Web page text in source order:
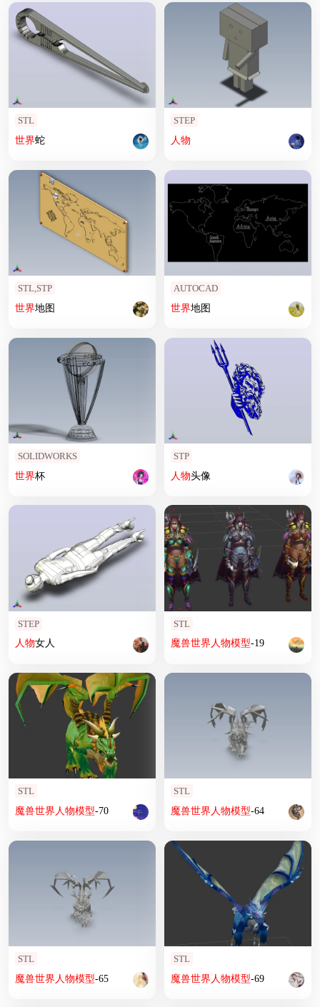
STL
世界蛇
STEP
人物
STL,STP
世界地图
AUTOCAD
世界地图
SOLIDWORKS
世界杯
STP
人物头像
STEP
人物女人
STL
魔兽世界人物模型-19
STL
魔兽世界 人物模型-70
STL
魔兽世界 人物模型-64
STL
魔兽世界 人物模型-65
STL
魔兽世界 人物模型-69